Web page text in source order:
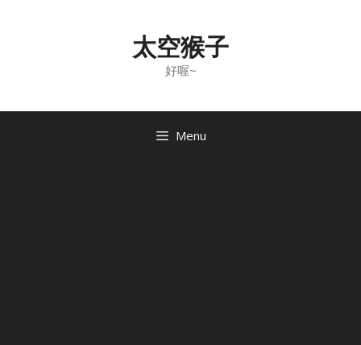
太空猴子
好喔~
Menu